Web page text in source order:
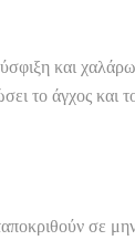
και
το άγχος και
σε